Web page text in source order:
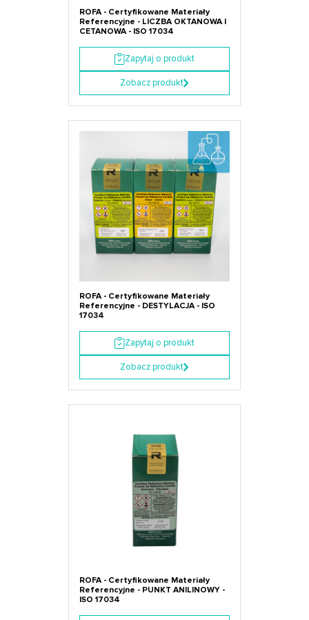
ROFA - Certyfikowane Materiały
Referencyjne - LICZBA OKTANOWA I
CETANOWA - ISO 17034
Zapytaj o produkt
Zobacz produkt
ROFA - Certyfikowane Materiały
Referencyjne - DESTYLACJA - ISO
17034
Zapytaj o produkt
Zobacz produkt
ROFA - Certyfikowane Materiały
Referencyjne - PUNKT ANILINOWY -
ISO 17034